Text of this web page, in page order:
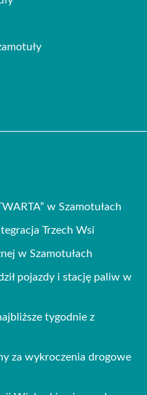
w Szamotułach
Trzech Wsi
w Szamotułach
pojazdy i stację paliw w
tygodnie z
za wykroczenia drogowe